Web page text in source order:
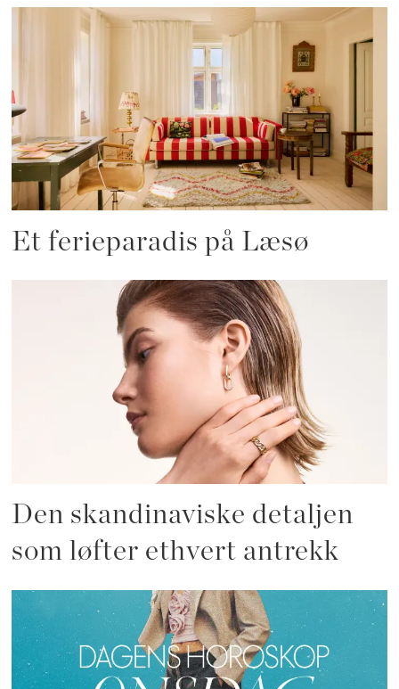
Et ferieparadis på Læsø
Den skandinaviske detaljen
som løfter ethvert antrekk